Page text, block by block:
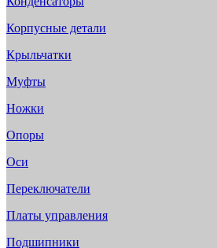
Корпусные детали
Крыльчатки
Муфты
Ножки
Опоры
Оси
Переключатели
Платы управления
Подшипники